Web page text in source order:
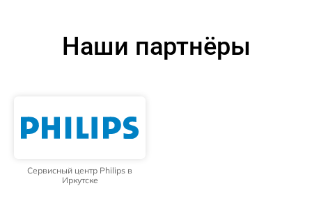
Наши партнёры
Сервисный центр Philips в
Иркутске